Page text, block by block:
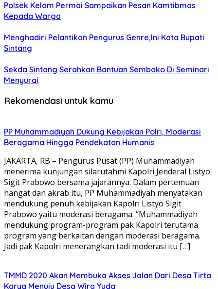
Polsek Kelam Permai Sampaikan Pesan Kamtibmas
Kepada Warga
Menghadiri Pelantikan Pengurus Genre,Ini Kata Bupati
Sintang
Sekda Sintang Serahkan Bantuan Sembako Di Seminari
Menyurai
Rekomendasi untuk kamu
PP Muhammadiyah Dukung Kebijakan Polri, Moderasi
Beragama Hingga Pendekatan Humanis
JAKARTA, RB – Pengurus Pusat (PP) Muhammadiyah
menerima kunjungan silarutahmi Kapolri Jenderal Listyo
Sigit Prabowo bersama jajarannya. Dalam pertemuan
hangat dan akrab itu, PP Muhammadiyah menyatakan
mendukung penuh kebijakan Kapolri Listyo Sigit
Prabowo yaitu moderasi beragama. “Muhammadiyah
mendukung program-program pak Kapolri terutama
program yang berkaitan dengan moderasi beragama.
Jadi pak Kapolri menerangkan tadi moderasi itu […]
TMMD 2020 Akan Membuka Akses Jalan Dari Desa Tirta
Karya Menuju Desa Wira Yuda